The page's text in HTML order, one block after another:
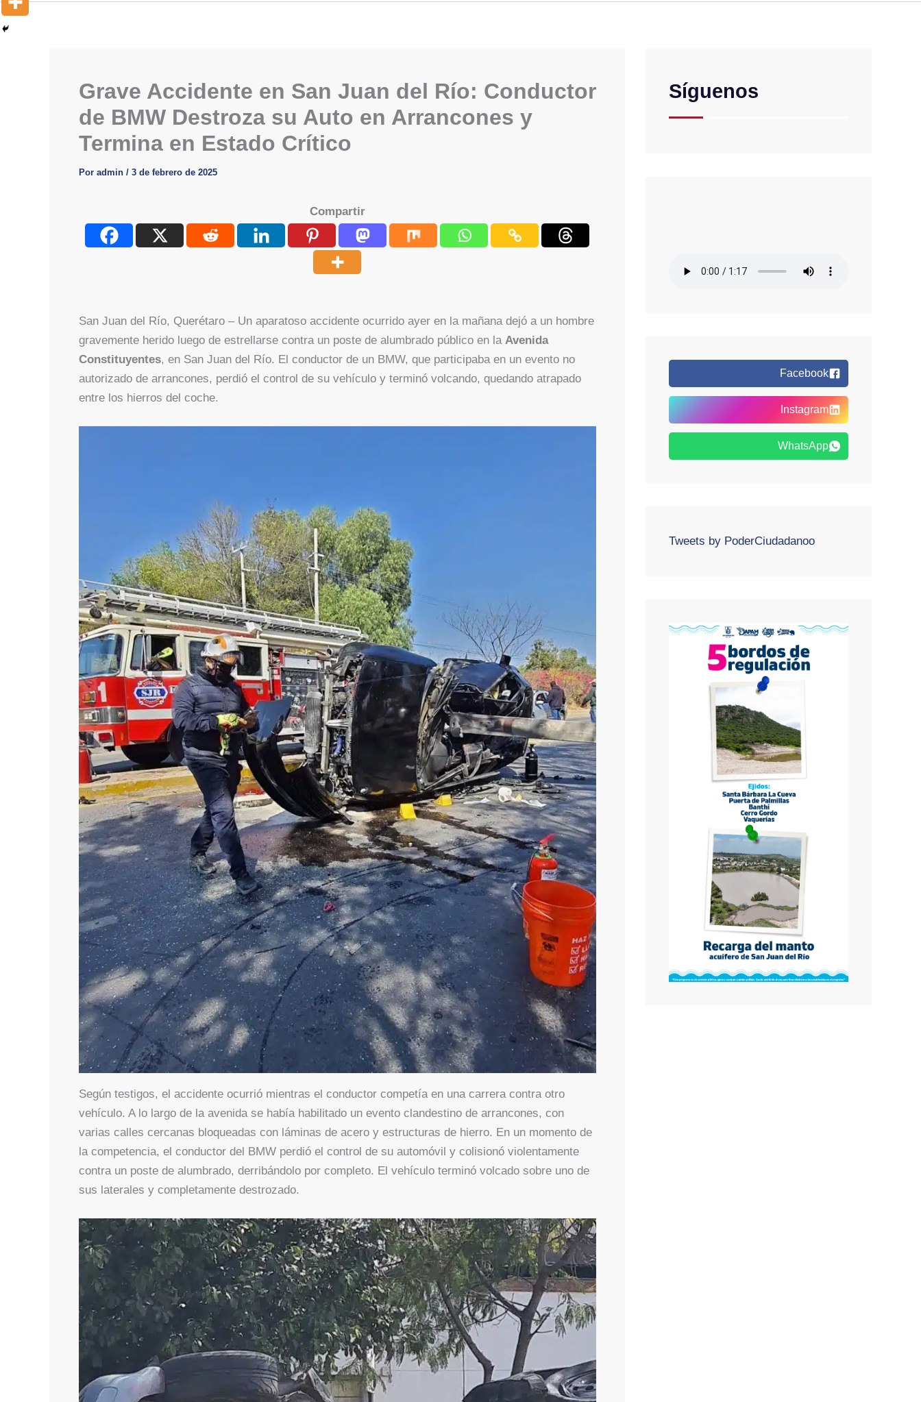
Grave Accidente en San Juan del Río: Conductor
de BMW Destroza su Auto en Arrancones y
Termina en Estado Crítico
Por admin / 3 de febrero de 2025
Compartir
San Juan del Río, Querétaro – Un aparatoso accidente ocurrido ayer en la mañana dejó a un hombre
gravemente herido luego de estrellarse contra un poste de alumbrado público en la Avenida
Constituyentes, en San Juan del Río. El conductor de un BMW, que participaba en un evento no
autorizado de arrancones, perdió el control de su vehículo y terminó volcando, quedando atrapado
entre los hierros del coche.
Según testigos, el accidente ocurrió mientras el conductor competía en una carrera contra otro
vehículo. A lo largo de la avenida se había habilitado un evento clandestino de arrancones, con
varias calles cercanas bloqueadas con láminas de acero y estructuras de hierro. En un momento de
la competencia, el conductor del BMW perdió el control de su automóvil y colisionó violentamente
contra un poste de alumbrado, derribándolo por completo. El vehículo terminó volcado sobre uno de
sus laterales y completamente destrozado.
Síguenos
Facebook
Instagram
WhatsApp
Tweets by PoderCiudadanoo